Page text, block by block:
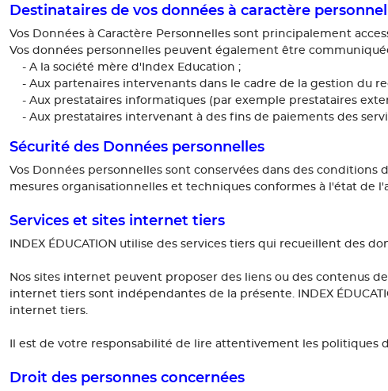
Destinataires de vos données à caractère personnel
Vos Données à Caractère Personnelles sont principalement
Vos données personnelles peuvent également être
- A la société mère d'Index Education ;
- Aux partenaires intervenants dans le cadre de la gestion du
- Aux prestataires informatiques (par exemple prestataires
- Aux prestataires intervenant à des fins de paiements des
Sécurité des Données personnelles
Vos Données personnelles sont conservées dans des
mesures organisationnelles et techniques conformes à l'état de
Services et sites internet tiers
INDEX ÉDUCATION utilise des services tiers qui recueillent des
Nos sites internet peuvent proposer des liens ou des contenus
internet tiers sont indépendantes de la présente. INDEX
internet tiers.
Il est de votre responsabilité de lire attentivement les
Droit des personnes concernées